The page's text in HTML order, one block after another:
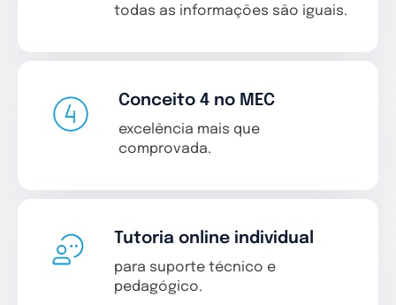
todas as informações são iguais.
Conceito 4 no MEC
excelência mais que
comprovada.
Tutoria online individual
para suporte técnico e
pedagógico.